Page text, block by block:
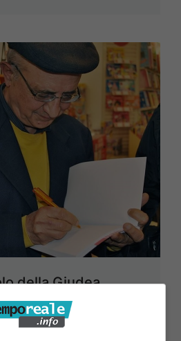
della Giudea
Carnevale:
la cerimonia